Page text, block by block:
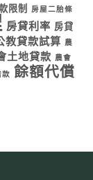
限制 房屋二胎條
房貸利率 房貸
教貸款試算
農
土地貸款 農會
款 餘額代償